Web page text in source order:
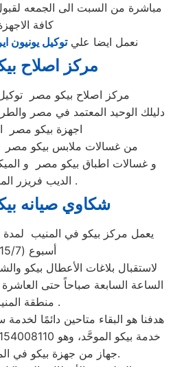
مباشرة من السبت الى الجمعه
كافة
نعمل ايضا عليتوكيل يونيون اير
مركز اصلاح
مركز اصلاح بيكو مصر
اجهزة بيكو مصر
من غسالات ملابس بيكو مصر
الديب فريزر المبردات .
شكاوي صيانه
أسبوع (15/7)
الساعة السابعة صباحاً حتى
منطقة المنيب .
هدفنا هو البقاء متاحين دائمًا
جهاز من جهزة بيكو في المنيب بحضرتكم.